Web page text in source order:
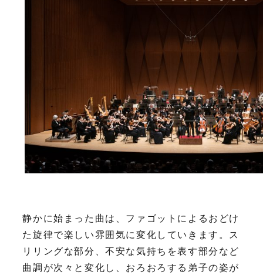
静かに始まった曲は、ファゴットによるおどけ
た旋律で楽しい雰囲気に変化していきます。ス
リリングな部分、不安な気持ちを表す部分など
曲調が次々と変化し、おろおろする弟子の姿が